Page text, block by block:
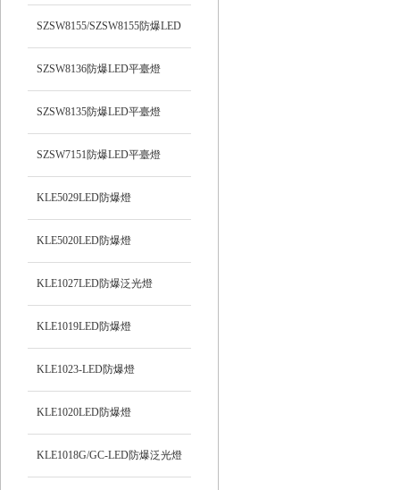
SZSW8155/SZSW8155防爆LED
平臺燈
SZSW8136防爆LED平臺燈
SZSW8135防爆LED平臺燈
SZSW7151防爆LED平臺燈
KLE5029LED防爆燈
KLE5020LED防爆燈
KLE1027LED防爆泛光燈
KLE1019LED防爆燈
KLE1023-LED防爆燈
KLE1020LED防爆燈
KLE1018G/GC-LED防爆泛光燈